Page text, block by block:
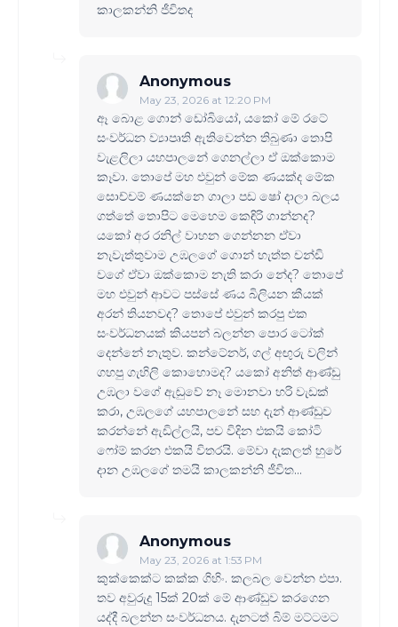
කාලකන්නි ජීවිතද
Anonymous
May 23, 2026 at 12:20 PM
ඈ බොළ ගොන් ඩෝබියෝ, යකෝ මේ රටේ
සංවර්ධන ව්‍යාපෘති ඇතිවෙන්න තිබුණා තොපි
වැළලිලා යහපාලනේ ගෙනල්ලා ඒ ඔක්කොම
කෑවා. තොපේ මහ එවුන් මේක ණයක්ද මේක
සොච්චම් ණයක්නෙ ගාලා පඩ ෂෝ දාලා බලය
ගත්තේ තොපිට මෙහෙම කෙඳිරි ගාන්නද?
යකෝ අර රනිල් වාහන ගෙන්නන ඒවා
නැවැත්තුවාම උඹලගේ ගොන් හැත්ත චන්ඩි
වගේ ඒවා ඔක්කොම නැති කරා නේද? තොපේ
මහ එවුන් ආවට පස්සේ ණය බිලියන කීයක්
අරන් තියනවද? තොපේ එවුන් කරපු එක
සංවර්ධනයක් කියපන් බලන්න පොර ටෝක්
දෙන්නේ නැතුව. කන්ටේනර්, ගල් අඟුරු වලින්
ගහපු ගැහිලි කොහොමද? යකෝ අනිත් ආණ්ඩු
උඹලා වගේ ඇඬුවේ නෑ මොනවා හරි වැඩක්
කරා, උඹලගේ යහපාලනේ සහ දැන් ආණ්ඩුව
කරන්නේ ඇඩිල්ලයි, පච විදින එකයි කෝටි
ෆෝම් කරන එකයි විතරයි. මේවා දැකලත් හුරේ
දාන උඹලගේ තමයි කාලකන්නි ජීවිත...
Anonymous
May 23, 2026 at 1:53 PM
කුක්කෙක්ට කක්ක ගිහිං. කලබල වෙන්න එපා.
තව අවුරුදු 15ක් 20ක් මේ ආණ්ඩුව කරගෙන
යද්දී බලන්න සංවර්ධනය. දැනටත් බිම් මට්ටමට